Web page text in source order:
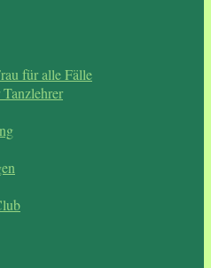
für alle Fälle